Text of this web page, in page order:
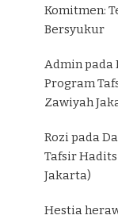
Komitmen:
Bersyukur
Adminpada
Program
Zawiyah
Rozipada
Tafsir
Jakarta)
Hestia